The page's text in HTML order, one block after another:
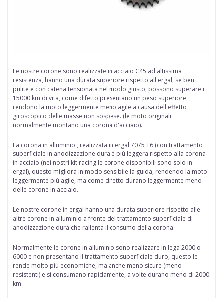
Le nostre corone sono realizzate in acciaio C45 ad altissima
resistenza, hanno una durata superiore rispetto all'ergal, se ben
pulite e con catena tensionata nel modo giusto, possono superare i
15000 km di vita, come difetto presentano un peso superiore
rendono la moto leggermente meno agile a causa dell'effetto
giroscopico delle masse non sospese. (le moto originali
normalmente montano una corona d'acciaio).
La corona in alluminio , realizzata in ergal 7075 T6 (con trattamento
superficiale in anodizzazione dura è più leggera rispetto alla corona
in acciaio (nei nostri kit racing le corone disponibili sono solo in
ergal), questo migliora in modo sensibile la guida, rendendo la moto
leggermente più agile, ma come difetto durano leggermente meno
delle corone in acciaio.
Le nostre corone in ergal hanno una durata superiore rispetto alle
altre corone in alluminio a fronte del trattamento superficiale di
anodizzazione dura che rallenta il consumo della corona.
Normalmente le corone in alluminio sono realizzare in lega 2000 o
6000 e non presentano il trattamento superficiale duro, questo le
rende molto più economiche, ma anche meno sicure (meno
resistenti) e si consumano rapidamente, a volte durano meno di 2000
km.